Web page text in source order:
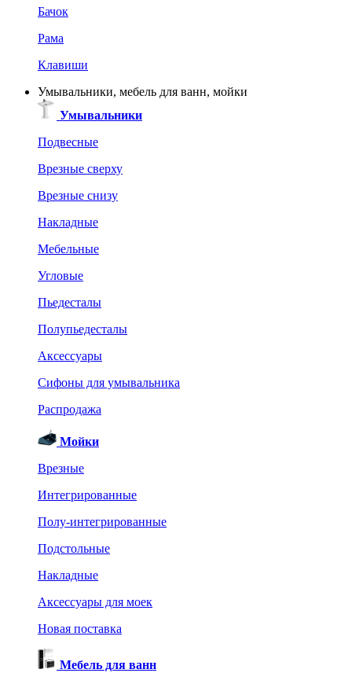
Бачок
Рама
Клавиши
Умывальники, мебель для ванн, мойки
Умывальники
Подвесные
Врезные сверху
Врезные снизу
Накладные
Мебельные
Угловые
Пьедесталы
Полупьедесталы
Аксессуары
Сифоны для умывальника
Распродажа
Мойки
Врезные
Интегрированные
Полу-интегрированные
Подстольные
Накладные
Аксессуары для моек
Новая поставка
Мебель для ванн